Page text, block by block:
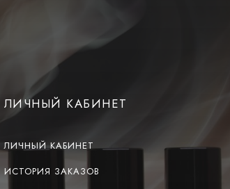
ЛИЧНЫЙ КАБИНЕТ
ЛИЧНЫЙ КАБИНЕТ
ИСТОРИЯ ЗАКАЗОВ